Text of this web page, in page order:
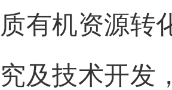
质有机资源转
究及技术开发